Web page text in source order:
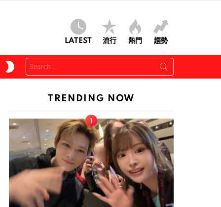
LATEST 流行 熱門 趨勢
SKIN
Search
for:
TRENDING NOW